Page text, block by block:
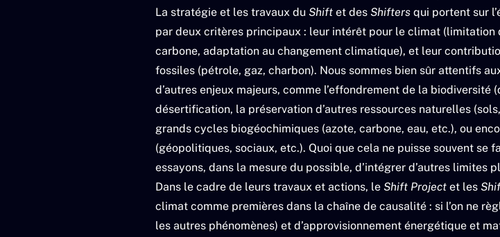
La stratégie et les travaux du Shift et des Shifters qui portent sur
par deux critères principaux : leur intérêt pour le climat (limitation
carbone, adaptation au changement climatique), et leur
fossiles (pétrole, gaz, charbon). Nous sommes bien sûr attentifs
d’autres enjeux majeurs, comme l’effondrement de la
désertification, la préservation d’autres ressources naturelles
grands cycles biogéochimiques (azote, carbone, eau, etc.), ou
(géopolitiques, sociaux, etc.). Quoi que cela ne puisse souvent se
essayons, dans la mesure du possible, d’intégrer d’autres limites
Dans le cadre de leurs travaux et actions, le Shift Project et les
climat comme premières dans la chaîne de causalité : si l’on ne
les autres phénomènes) et d’approvisionnement énergétique et